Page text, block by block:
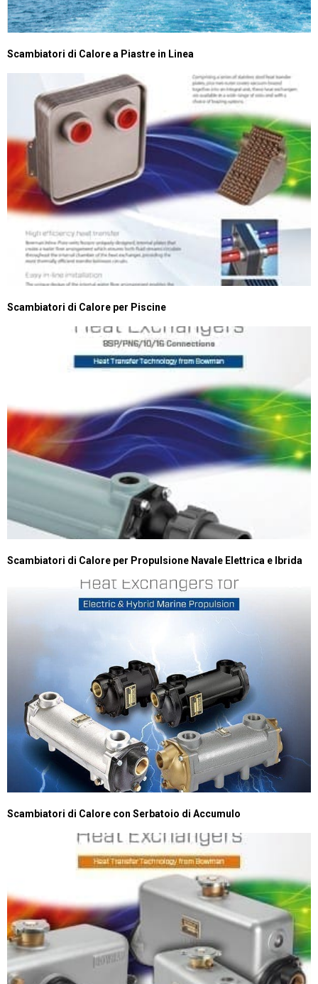
Scambiatori di Calore a Piastre in Linea
Scambiatori di Calore per Piscine
Scambiatori di Calore per Propulsione Navale Elettrica e Ibrida
Scambiatori di Calore con Serbatoio di Accumulo